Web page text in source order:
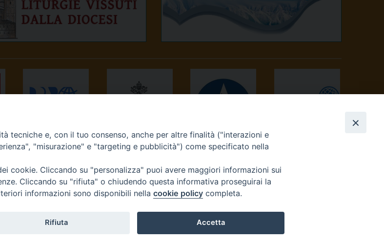
RADIO VATICANA
OSSERVATORE
ROMANO
AVVENIRE
(To) Tel. 0125.641138 Fax 0125.40296 segreteriacuria@diocesivrea.it
tecniche e, con il tuo consenso, anche per altre finalità ("interazioni e
"misurazione" e "targeting e pubblicità") come specificato nella
cookie. Cliccando su "personalizza" puoi avere maggiori informazioni sui
Cliccando su "rifiuta" o chiudendo questa informativa proseguirai la
informazioni sono disponibili nella cookie policy completa.
Rifiuta Accetta